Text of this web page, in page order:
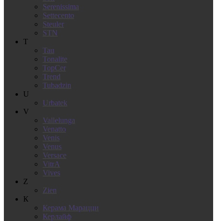
Serenissima
Settecento
Steuler
STN
T
Tau
Tonalite
TopCer
Trend
Tubadzin
U
Urbatek
V
Vallelunga
Venatto
Venis
Venus
Versace
VitrA
Vives
Z
Zien
К
Керама Марацци
Керлайф